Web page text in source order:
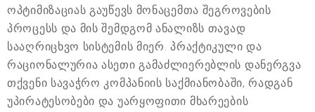
ოპტიმიზაციას გაუწევს მონაცემთა შეგროვების
პროცესს და მის შემდგომ ანალიზს თავად
სააღრიცხვო სისტემის მიერ. პრაქტიკული და
რაციონალურია ასეთი გამაძლიერებლის დანერგვა
თქვენი სავაჭრო კომპანიის საქმიანობაში, რადგან
უპირატესობები და უარყოფითი მხარეების